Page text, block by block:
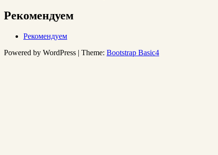
Рекомендуем
Рекомендуем
Powered by WordPress | Theme: Bootstrap Basic4